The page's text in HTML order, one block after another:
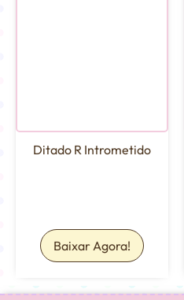
Ditado R Intrometido
Baixar Agora!